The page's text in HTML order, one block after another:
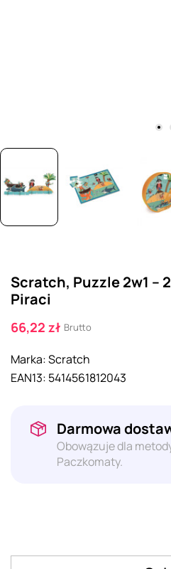
Scratch, Puzzle 2w1 --
Piraci
66,22 zł Brutto
Marka:Scratch
EAN13: 5414561812043
Darmowa
Obowązuje dla
Paczkomaty.